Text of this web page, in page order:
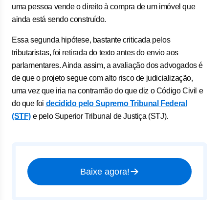
uma pessoa vende o direito à compra de um imóvel que
ainda está sendo construído.
Essa segunda hipótese, bastante criticada pelos
tributaristas, foi retirada do texto antes do envio aos
parlamentares. Ainda assim, a avaliação dos advogados é
de que o projeto segue com alto risco de judicialização,
uma vez que iria na contramão do que diz o Código Civil e
do que foi decidido pelo Supremo Tribunal Federal
(STF) e pelo Superior Tribunal de Justiça (STJ).
Baixe agora!